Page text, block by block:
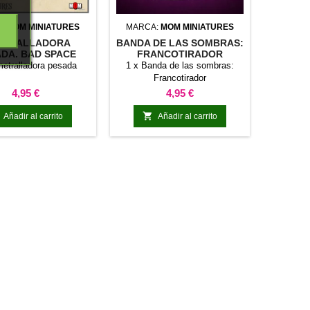
MOM MINIATURES
BAD SPACE
SAILORS pesada
Precio
4,95 €
Añadir al carrito
MARCA: MOM MINIATURES
BANDA DE LAS SOMBRAS:
FRANCOTIRADOR
1 x Banda de las sombras:
Francotirador
Precio
4,95 €
 Añadir al carrito